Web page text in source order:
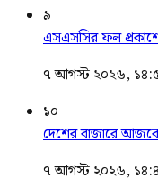
৯
এসএসসির ফল
৭ আগস্ট ২০২৬,
১০
দেশের বাজারে
৭ আগস্ট ২০২৬,